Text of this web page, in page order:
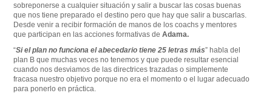
sobreponerse a cualquier situación y salir a buscar las cosas buenas
que nos tiene preparado el destino pero que hay que salir a buscarlas.
Desde venir a recibir formación de manos de los coachs y mentores
que participan en las acciones formativas deAdama.
“Si el plan no funciona el abecedario tiene 25 letras más” habla del
plan B que muchas veces no tenemos y que puede resultar esencial
cuando nos desviamos de las directrices trazadas o simplemente
fracasa nuestro objetivo porque no era el momento o el lugar adecuado
para ponerlo en práctica.